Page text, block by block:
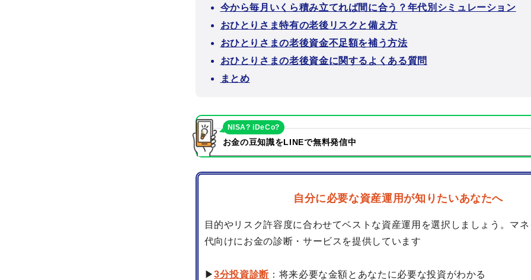
今から毎月いくら積み立てれば間に合う？年代別シミュレーション
おひとりさま特有の老後リスクと備え方
おひとりさまの老後資金不足額を補う方法
おひとりさまの老後資金に関するよくある質問
まとめ
お金の豆知識をLINEで無料発信中
NISA? iDeCo?
自分に必要な資産運用が知りたいあなたへ
目的やリスク許容度に合わせてベストな資産運用を選択しましょう。マ
代向けにお金の診断・サービスを提供しています
▶3分投資診断：将来必要な金額とあなたに必要な投資がわかる